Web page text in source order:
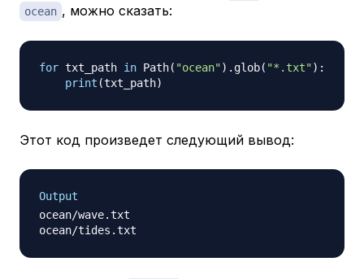
ocean , можно сказать:
for txt_path in Path( "ocean") . glob( "*.txt") :
print (txt_path)
Этот код произведет следующий вывод:
Output
ocean/wave.txt